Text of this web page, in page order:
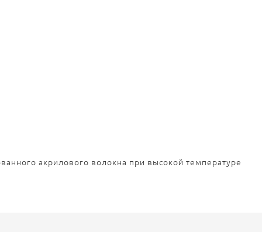
акрилового волокна при высокой температуре